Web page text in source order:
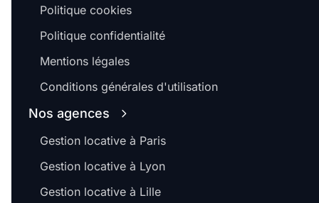
Politique cookies
Politique confidentialité
Mentions légales
Conditions générales d'utilisation
Nos agences
Gestion locative à Paris
Gestion locative à Lyon
Gestion locative à Lille